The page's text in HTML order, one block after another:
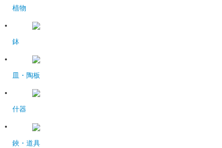
植物
鉢
皿・陶板
什器
鋏・道具